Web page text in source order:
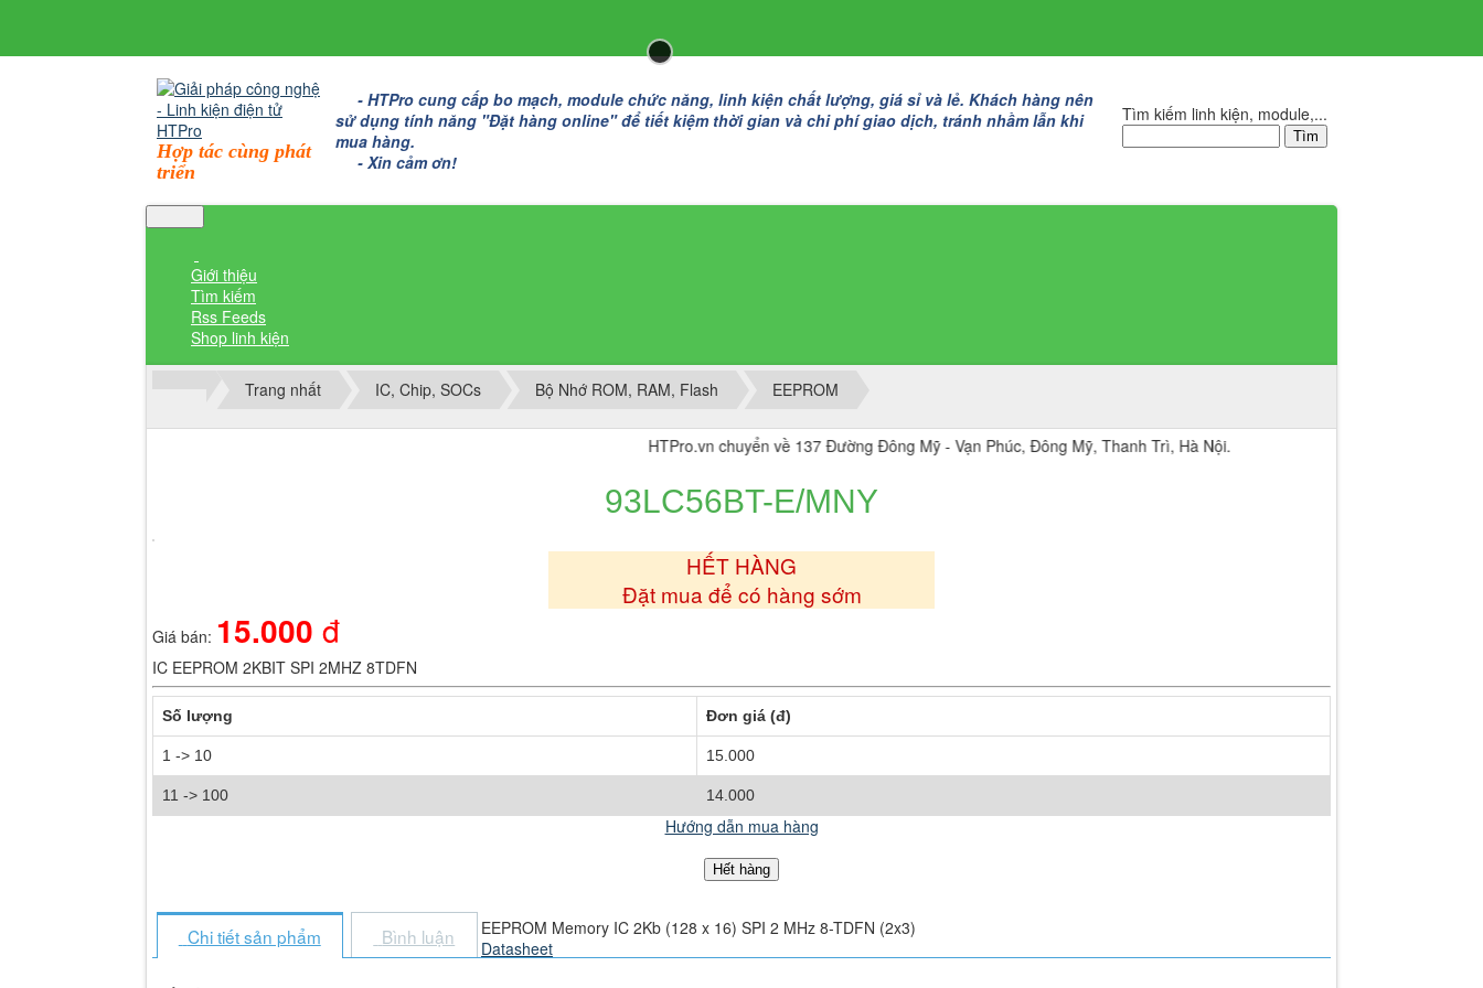
Hợp tác cùng phát
triển
- HTPro cung cấp bo mạch, module chức năng, linh kiện chất lượng, giá sỉ và lẻ. Khách hàng nên
sử dụng tính năng "Đặt hàng online" để tiết kiệm thời gian và chi phí giao dịch, tránh nhầm lẫn khi
mua hàng.
- Xin cảm ơn!
Tìm kiếm linh kiện, module,...
Giới thiệu
Tìm kiếm
Rss Feeds
Shop linh kiện
Trang nhất IC, Chip, SOCs Bộ Nhớ ROM, RAM, Flash EEPROM
HTPro.vn chuyển về 137 Đường Đông Mỹ - Vạn Phúc, Đông Mỹ, Thanh Trì, Hà Nội.
93LC56BT-E/MNY
HẾT HÀNG
Đặt mua để có hàng sớm
Giá bán: 15.000 đ
IC EEPROM 2KBIT SPI 2MHZ 8TDFN
Số lượng Đơn giá (đ)
1 -> 10 15.000
11 -> 100 14.000
Hướng dẫn mua hàng
Hết hàng
Chi tiết sản phẩm Bình luận
EEPROM Memory IC 2Kb (128 x 16) SPI 2 MHz 8-TDFN (2x3)
Datasheet
Thành viên đăng nhập
Nhập một trong các mã dự phòng bạn đã nhận được.
Đăng nhập